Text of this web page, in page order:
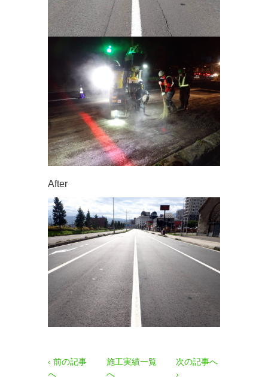
After
‹ 前の記事
へ
施工実績一覧
へ
次の記事へ
›